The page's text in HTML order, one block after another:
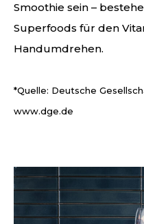
Smoothie sein –
Superfoods für den
Handumdrehen.
*Quelle: Deutsche
www.dge.de